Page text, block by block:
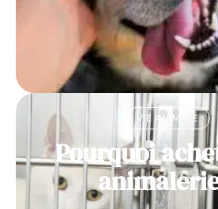
VIE ANIMALE
Pourquoi